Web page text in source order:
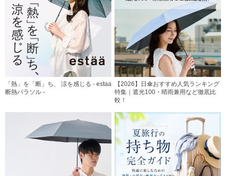
「熱」を「断」ち、 涼を感じる - estaa
断熱パラソル -
【2026】日傘おすすめ人気ランキング
特集｜遮光100・晴雨兼用など徹底比
較！